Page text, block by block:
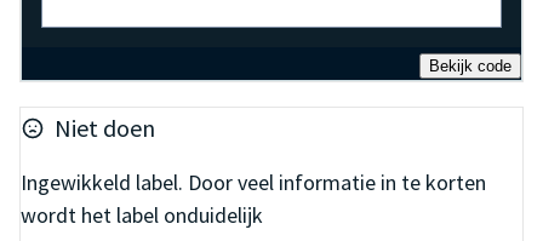
Bekijk code
Niet doen
Ingewikkeld label. Door veel informatie in te korten
wordt het label onduidelijk